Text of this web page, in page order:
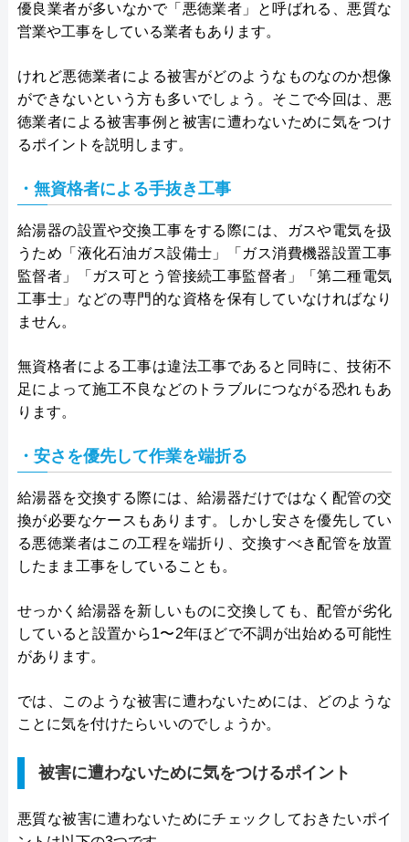
優良業者が多いなかで「悪徳業者」と呼ばれる、悪質な
営業や工事をしている業者もあります。
けれど悪徳業者による被害がどのようなものなのか想像
ができないという方も多いでしょう。そこで今回は、悪
徳業者による被害事例と被害に遭わないために気をつけ
るポイントを説明します。
・無資格者による手抜き工事
給湯器の設置や交換工事をする際には、ガスや電気を扱
うため「液化石油ガス設備士」「ガス消費機器設置工事
監督者」「ガス可とう管接続工事監督者」「第二種電気
工事士」などの専門的な資格を保有していなければなり
ません。
無資格者による工事は違法工事であると同時に、技術不
足によって施工不良などのトラブルにつながる恐れもあ
ります。
・安さを優先して作業を端折る
給湯器を交換する際には、給湯器だけではなく配管の交
換が必要なケースもあります。しかし安さを優先してい
る悪徳業者はこの工程を端折り、交換すべき配管を放置
したまま工事をしていることも。
せっかく給湯器を新しいものに交換しても、配管が劣化
していると設置から1〜2年ほどで不調が出始める可能性
があります。
では、このような被害に遭わないためには、どのような
ことに気を付けたらいいのでしょうか。
被害に遭わないために気をつけるポイント
悪質な被害に遭わないためにチェックしておきたいポイ